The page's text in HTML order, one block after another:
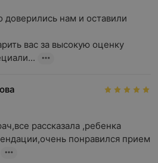
доверились нам и оставили
вас за высокую оценку
рассказала ,ребенка
понравился прием